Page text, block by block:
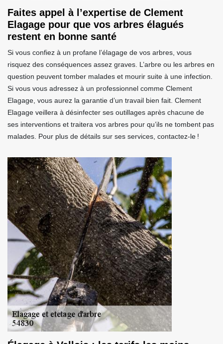
Faites appel à l’expertise de Clement
Elagage pour que vos arbres élagués
restent en bonne santé
Si vous confiez à un profane l’élagage de vos arbres, vous
risquez des conséquences assez graves. L’arbre ou les arbres en
question peuvent tomber malades et mourir suite à une infection.
Si vous vous adressez à un professionnel comme Clement
Elagage, vous aurez la garantie d’un travail bien fait. Clement
Elagage veillera à désinfecter ses outillages après chacune de
ses interventions et traitera vos arbres pour qu’ils ne tombent pas
malades. Pour plus de détails sur ses services, contactez-le !